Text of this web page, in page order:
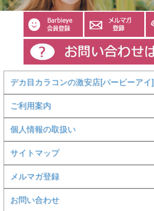
デカ目カラコンの激安店[バービーアイ]
ご利用案内
個人情報の取扱い
サイトマップ
メルマガ登録
お問い合わせ